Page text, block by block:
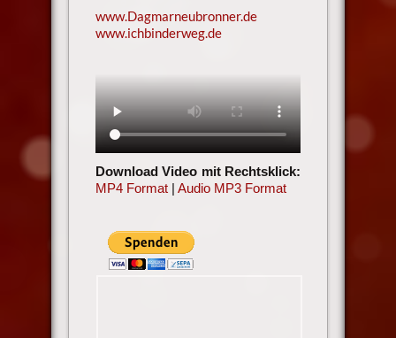
www.Dagmarneubronner.de
www.ichbinderweg.de
Download Video mit Rechtsklick:
MP4 Format| Audio MP3 Format